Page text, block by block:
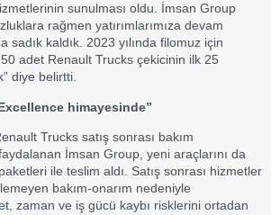
sunulması oldu. İmsan Group
rağmen yatırımlarımıza devam
sadık kaldık. 2023 yılında filomuz için
50 adet Renault Trucks çekicinin ilk 25
diye belirtti.
himayesinde”
Trucks satış sonrası bakım
İmsan Group, yeni araçlarını da
ile teslim aldı. Satış sonrası hizmetler
bakım-onarım nedeniyle
zaman ve iş gücü kaybı risklerini ortadan